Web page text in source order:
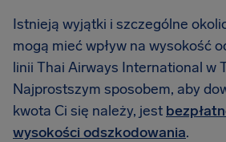
Istnieją wyjątki i szczególne
mogą mieć wpływ na wysokość
linii Thai Airways International w
Najprostszym sposobem, aby
kwota Ci się należy, jest
wysokości odszkodowania.